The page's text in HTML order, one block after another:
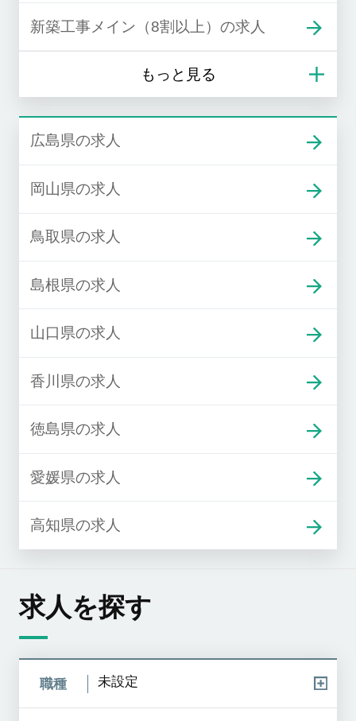
新築工事メイン（8割以上）の求人
広島県の求人
岡山県の求人
鳥取県の求人
島根県の求人
山口県の求人
香川県の求人
徳島県の求人
愛媛県の求人
高知県の求人
求人を探す
職種 未設定